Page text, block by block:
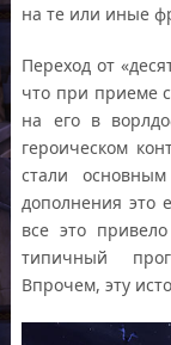
на те или иные
Переход от
что при приеме
на его в
героическом
стали
дополнения это
все это
типичный
Впрочем, эту